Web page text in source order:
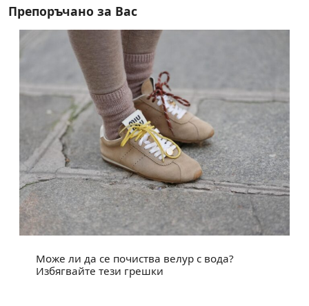
Препоръчано за Вас
Може ли да се почиства велур с вода?
Избягвайте тези грешки